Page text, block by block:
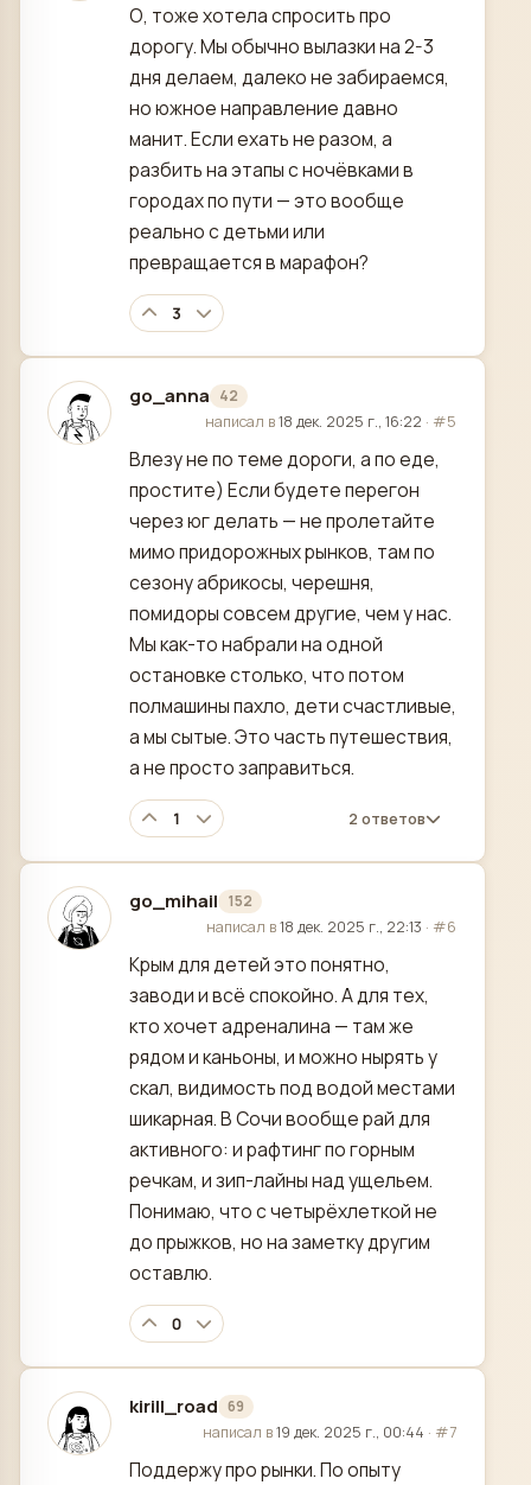
О, тоже хотела спросить про
дорогу. Мы обычно вылазки на 2-3
дня делаем, далеко не забираемся,
но южное направление давно
манит. Если ехать не разом, а
разбить на этапы с ночёвками в
городах по пути — это вообще
реально с детьми или
превращается в марафон?
3
go_anna 42
отредактировано
написал в18 дек. 2025 г., 16:22 · #5
Влезу не по теме дороги, а по еде,
простите) Если будете перегон
через юг делать — не пролетайте
мимо придорожных рынков, там по
сезону абрикосы, черешня,
помидоры совсем другие, чем у нас.
Мы как-то набрали на одной
остановке столько, что потом
полмашины пахло, дети счастливые,
а мы сытые. Это часть путешествия,
а не просто заправиться.
1 2 ответов
go_mihail 152
отредактировано
написал в18 дек. 2025 г., 22:13 · #6
Крым для детей это понятно,
заводи и всё спокойно. А для тех,
кто хочет адреналина — там же
рядом и каньоны, и можно нырять у
скал, видимость под водой местами
шикарная. В Сочи вообще рай для
активного: и рафтинг по горным
речкам, и зип-лайны над ущельем.
Понимаю, что с четырёхлеткой не
до прыжков, но на заметку другим
оставлю.
0
kirill_road 69
отредактировано
написал в19 дек. 2025 г., 00:44 · #7
Поддержу про рынки. По опыту